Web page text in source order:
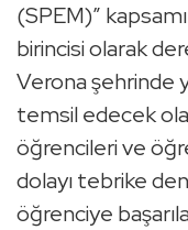
(SPEM)”
birincisi olarak
Verona şehrinde
temsil edecek
öğrencileri ve
dolayı tebrike
öğrenciye